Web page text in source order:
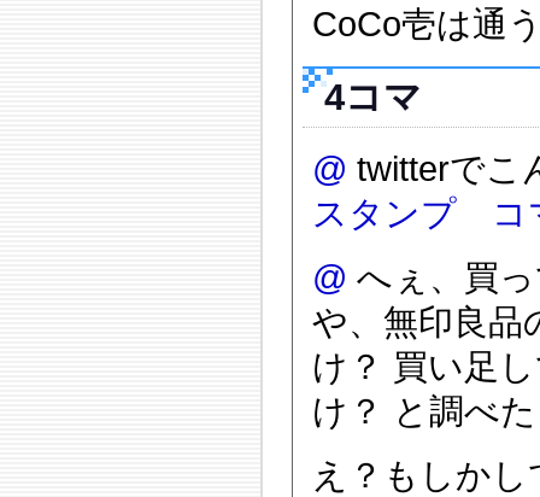
CoCo壱は通
4コマ
@ twitterで
スタンプ コ
@ へぇ、買
や、無印良品
け？ 買い足
け？ と調べ
え？もしか